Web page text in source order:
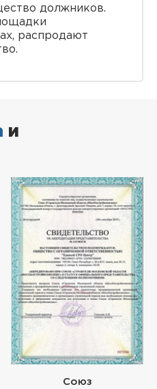
должников.
распродают
и
Союз